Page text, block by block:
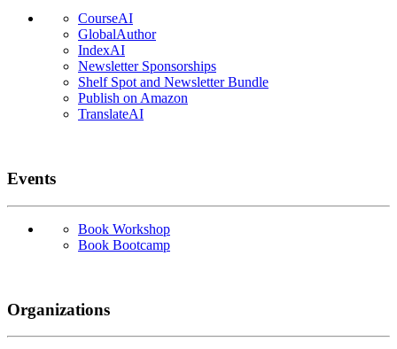
CourseAI
GlobalAuthor
IndexAI
Newsletter Sponsorships
Shelf Spot and Newsletter Bundle
Publish on Amazon
TranslateAI
Events
Book Workshop
Book Bootcamp
Organizations